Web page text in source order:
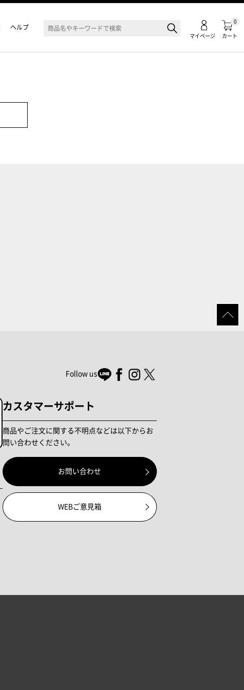
カート
0
マイページ
ヘルプ
Follow us
カスタマーサポート
商品やご注文に関する不明点などは以下からお
問い合わせください。
お問い合わせ
WEBご意見箱